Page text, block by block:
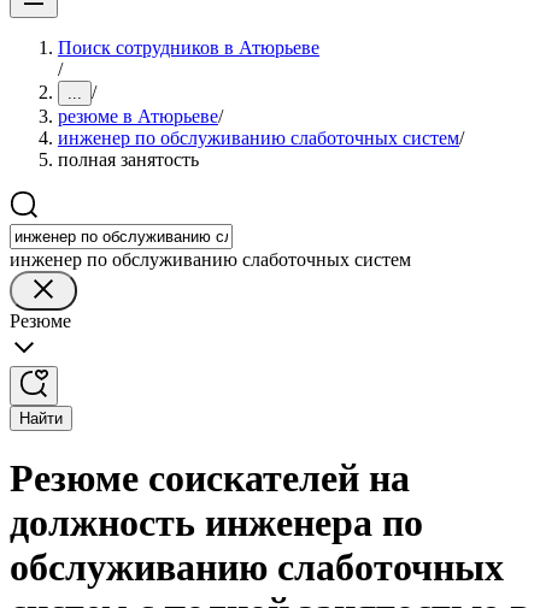
Поиск сотрудников в Атюрьеве
/
... /
резюме в Атюрьеве/
инженер по обслуживанию слаботочных систем/
полная занятость
инженер по обслуживанию слаботочных систем
Резюме
Найти
Резюме соискателей на
должность инженера по
обслуживанию слаботочных